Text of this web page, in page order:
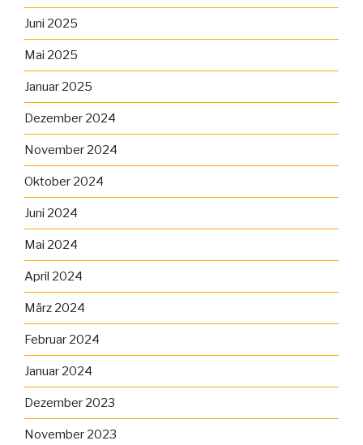
Juni 2025
Mai 2025
Januar 2025
Dezember 2024
November 2024
Oktober 2024
Juni 2024
Mai 2024
April 2024
März 2024
Februar 2024
Januar 2024
Dezember 2023
November 2023